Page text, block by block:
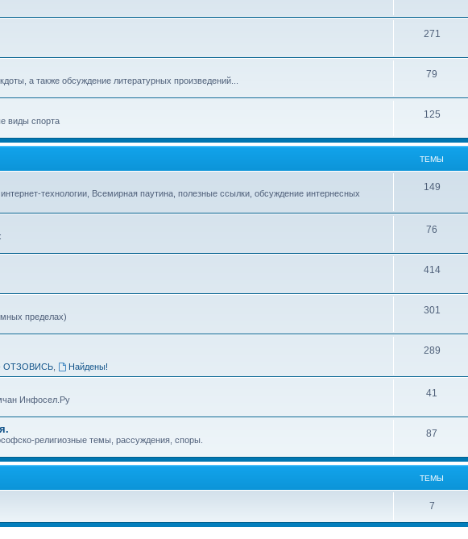
271
а также обсуждение литературных произведений...
79
виды спорта
125
ТЕМЫ
технологии, Всемирная паутина, полезные ссылки, обсуждение интернесных
149
76
414
пределах)
301
ОТЗОВИСЬ, Найдены!
289
Инфосел.Ру
41
религиозные темы, рассуждения, споры.
87
ТЕМЫ
7